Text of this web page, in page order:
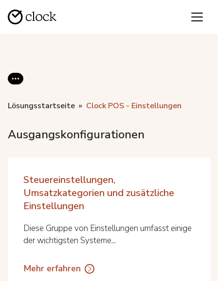
Lösungsstartseite Clock POS - Einstellungen
Ausgangskonfigurationen
Steuereinstellungen,
Umsatzkategorien und zusätzliche
Einstellungen
Diese Gruppe von Einstellungen umfasst einige
der wichtigsten Systeme...
Mehr erfahren